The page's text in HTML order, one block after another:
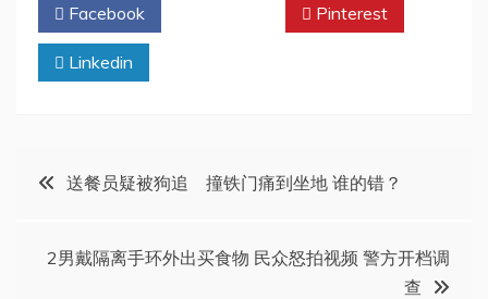
Facebook Pinterest
Linkedin
文
送餐员疑被狗追 撞铁门痛到坐地 谁的错？
2男戴隔离手环外出买食物 民众怒拍视频 警方开档调
查